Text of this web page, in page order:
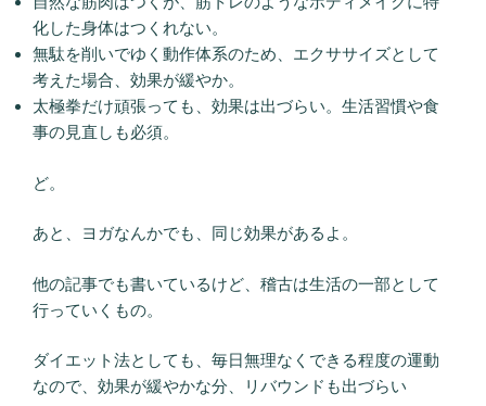
化した身体はつくれない。
無駄を削いでゆく動作体系のため、エクササイズとして
考えた場合、効果が緩やか。
太極拳だけ頑張っても、効果は出づらい。生活習慣や食
事の見直しも必須。
ど。
あと、ヨガなんかでも、同じ効果があるよ。
他の記事でも書いているけど、稽古は生活の一部として
行っていくもの。
ダイエット法としても、毎日無理なくできる程度の運動
なので、効果が緩やかな分、リバウンドも出づらい